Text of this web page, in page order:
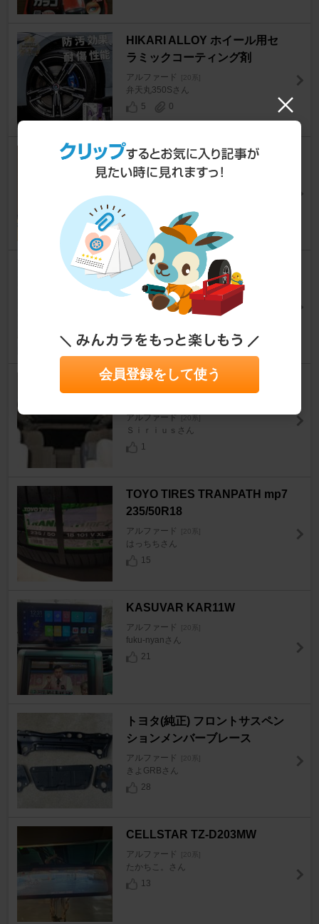
HIKARI ALLOY ホイール用セ
ラミックコーティング剤
アルファード [20系]
弁天丸350Sさん
5
0
VooDooRide GO-X
アルファード [20系]
PROSTAFF モンスター バック
オンブラック
アルファード
27
0
YAC RV-51マルチグリップバー
アルファード
Ｓｉｒｉｕｓさん
1
TOYO TIRES TRANPATH mp7
235/50R18
アルファード [20系]
はっちちさん
15
KASUVAR KAR11W
アルファード [20系]
fuku-nyanさん
21
トヨタ(純正) フロントサスペン
ションメンバーブレース
アルファード [20系]
きよGRBさん
28
CELLSTAR TZ-D203MW
アルファード [20系]
たかちこ。さん
13
会員登録をして使う